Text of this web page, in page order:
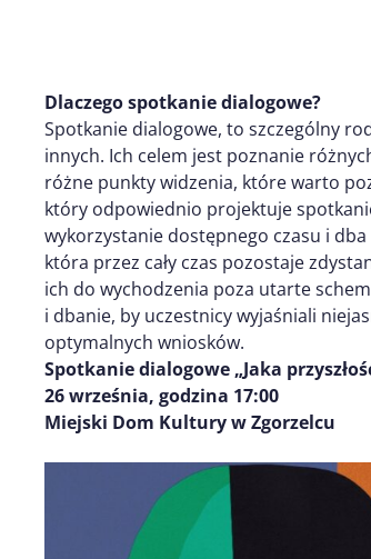
Dlaczego spotkanie dialogowe?
Spotkanie dialogowe, to szczególny
innych. Ich celem jest poznanie
różne punkty widzenia, które warto
który odpowiednio projektuje
wykorzystanie dostępnego czasu i
która przez cały czas pozostaje
ich do wychodzenia poza utarte
i dbanie, by uczestnicy wyjaśniali
optymalnych wniosków.
Spotkanie dialogowe „Jaka
26 września, godzina 17:00
Miejski Dom Kultury w Zgorzelcu